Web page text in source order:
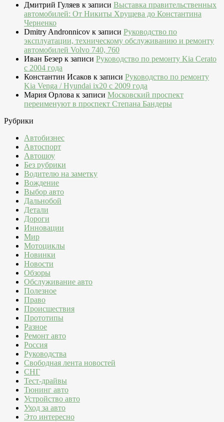
Дмитрий Гуляев к записи Выставка правительственных
автомобилей: От Никиты Хрущева до Константина
Черненко
Dmitry Andronnicov к записи Руководство по
эксплуатации, техническому обслуживанию и ремонту
автомобилей Volvo 740, 760
Иван Безер к записи Руководство по ремонту Kia Cerato
c 2004 года
Константин Исаков к записи Руководство по ремонту
Kia Venga / Hyundai ix20 c 2009 года
Мария Орлова к записи Московский проспект
переименуют в проспект Степана Бандеры
Рубрики
Автобизнес
Автоспорт
Автошоу
Без рубрики
Водителю на заметку
Вождение
Выбор авто
Дальнобой
Детали
Дороги
Инновации
Мир
Мотоциклы
Новинки
Новости
Обзоры
Обслуживание авто
Полезное
Право
Происшествия
Прототипы
Разное
Ремонт авто
Россия
Руководства
Свободная лента новостей
СНГ
Тест-драйвы
Тюнинг авто
Устройство авто
Уход за авто
Это интересно